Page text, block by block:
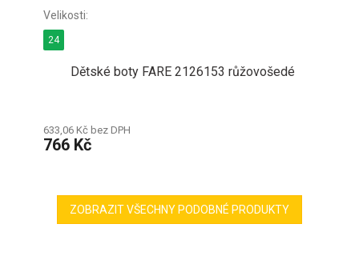
Dětské boty FARE 2126153 růžovošedé
633,06 Kč bez DPH
766 Kč
24
ZOBRAZIT VŠECHNY PODOBNÉ PRODUKTY